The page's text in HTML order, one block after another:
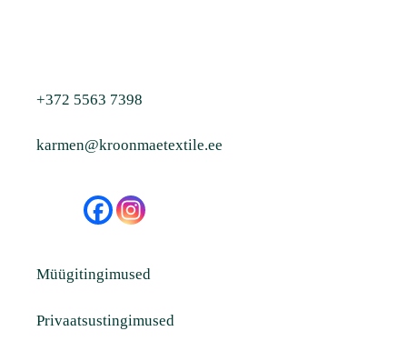
+372 5563 7398
karmen@kroonmaetextile.ee
Müügitingimused
Privaatsustingimused